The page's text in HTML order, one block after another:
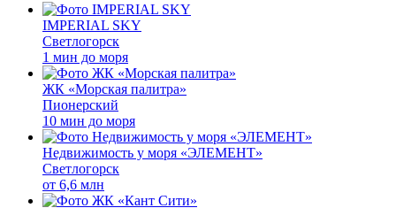
IMPERIAL SKY
Светлогорск
1 мин до моря
ЖК «Морская палитра»
Пионерский
10 мин до моря
Недвижимость у моря «ЭЛЕМЕНТ»
Светлогорск
от 6,6 млн